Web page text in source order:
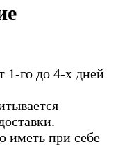
1-го до 4-х дней
иметь при себе